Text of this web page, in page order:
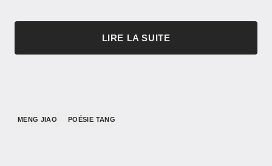
LIRE LA SUITE
MENG JIAO POÉSIE TANG